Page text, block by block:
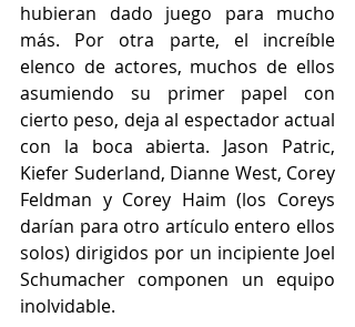
hubieran dado juego para mucho
más. Por otra parte, el increíble
elenco de actores, muchos de ellos
asumiendo su primer papel con
cierto peso, deja al espectador actual
con la boca abierta. Jason Patric,
Kiefer Suderland, Dianne West, Corey
Feldman y Corey Haim (los Coreys
darían para otro artículo entero ellos
solos) dirigidos por un incipiente Joel
Schumacher componen un equipo
inolvidable.